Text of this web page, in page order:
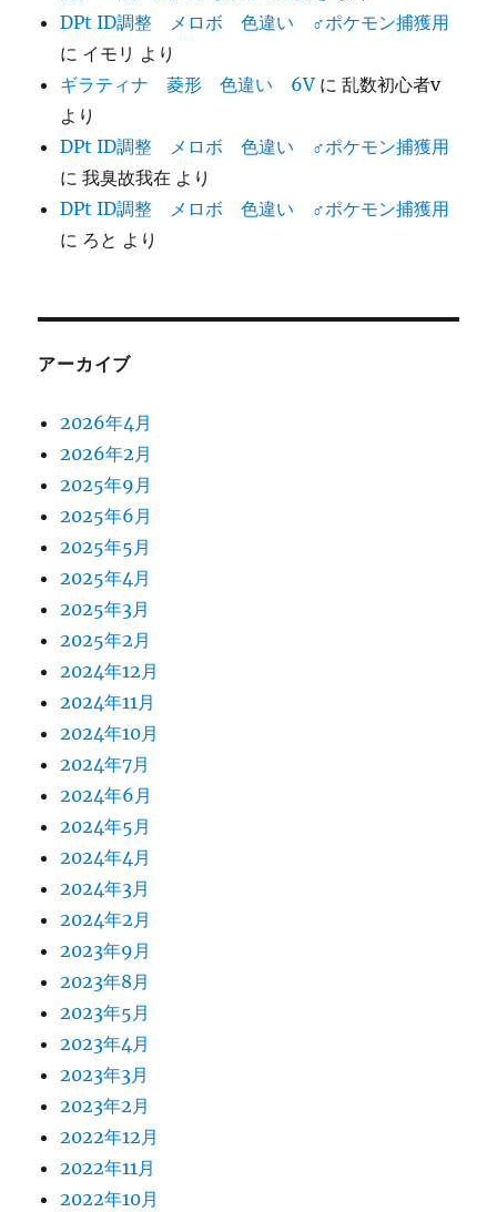
DPt ID調整 メロボ 色違い ♂ポケモン捕獲用
に イモリ より
ギラティナ 菱形 色違い 6V に乱数初心者v
より
DPt ID調整 メロボ 色違い ♂ポケモン捕獲用
に我臭故我在 より
DPt ID調整 メロボ 色違い ♂ポケモン捕獲用
に ろと より
アーカイブ
2026年4月
2026年2月
2025年9月
2025年6月
2025年5月
2025年4月
2025年3月
2025年2月
2024年12月
2024年11月
2024年10月
2024年7月
2024年6月
2024年5月
2024年4月
2024年3月
2024年2月
2023年9月
2023年8月
2023年5月
2023年4月
2023年3月
2023年2月
2022年12月
2022年11月
2022年10月